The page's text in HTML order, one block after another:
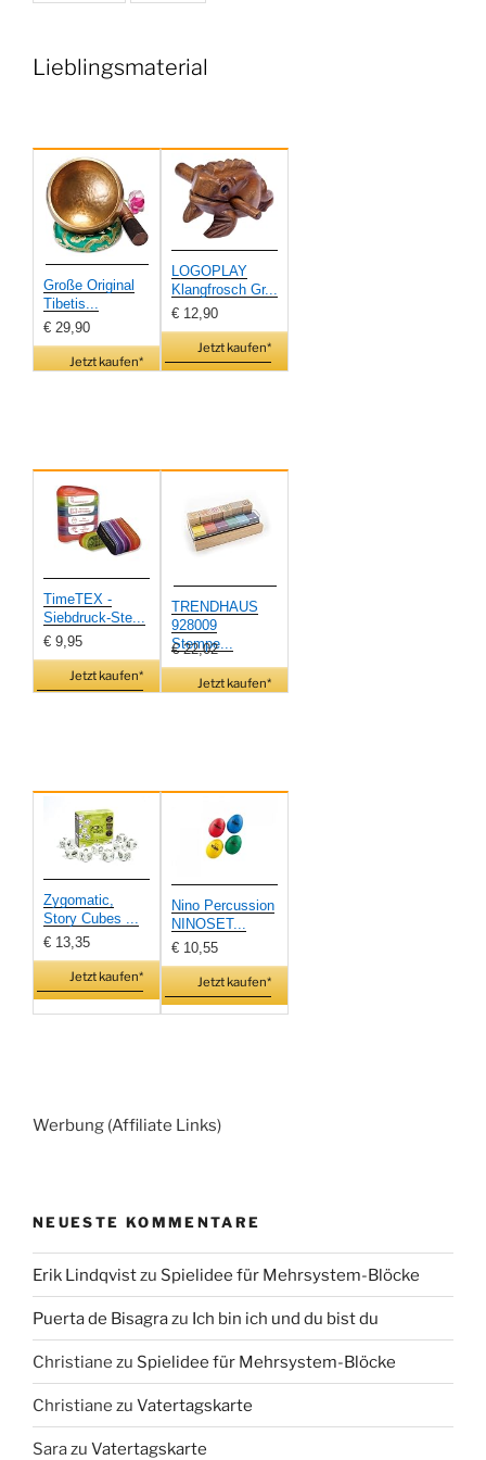
Lieblingsmaterial
Große Original
Tibetis...
€ 29,90
Jetzt kaufen*
LOGOPLAY
Klangfrosch Gr...
€ 12,90
Jetzt kaufen*
TimeTEX -
Siebdruck-Ste...
€ 9,95
Jetzt kaufen*
TRENDHAUS
928009
Stempe...
€ 22,02
Jetzt kaufen*
Zygomatic,
Story Cubes ...
€ 13,35
Jetzt kaufen*
Nino Percussion
NINOSET...
€ 10,55
Jetzt kaufen*
Werbung (Affiliate Links)
NEUESTE KOMMENTARE
Erik Lindqvistzu Spielidee für Mehrsystem-Blöcke
Puerta de Bisagrazu Ich bin ich und du bist du
Christiane zu Spielidee für Mehrsystem-Blöcke
Christiane zu Vatertagskarte
Sarazu Vatertagskarte